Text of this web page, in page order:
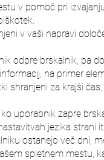
v pomoč pri
v vaši napravi
odpre brskalnik, pa
na primer
shranjeni za krajši
uporabnik zapre
jezika strani
ostanejo več dni,
spletnem mestu,